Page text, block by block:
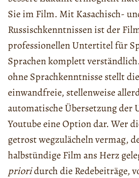
Sie im Film. Mit Kasachisch-
Russischkenntnissen ist der
professionellen Untertitel für
Sprachen komplett
ohne Sprachkenntnisse stellt
einwandfreie, stellenweise
automatische Übersetzung der
Youtube eine Option dar. Wer
getrost wegzulächeln vermag,
halbstündige Film ans Herz
prioridurch die Redebeiträge,